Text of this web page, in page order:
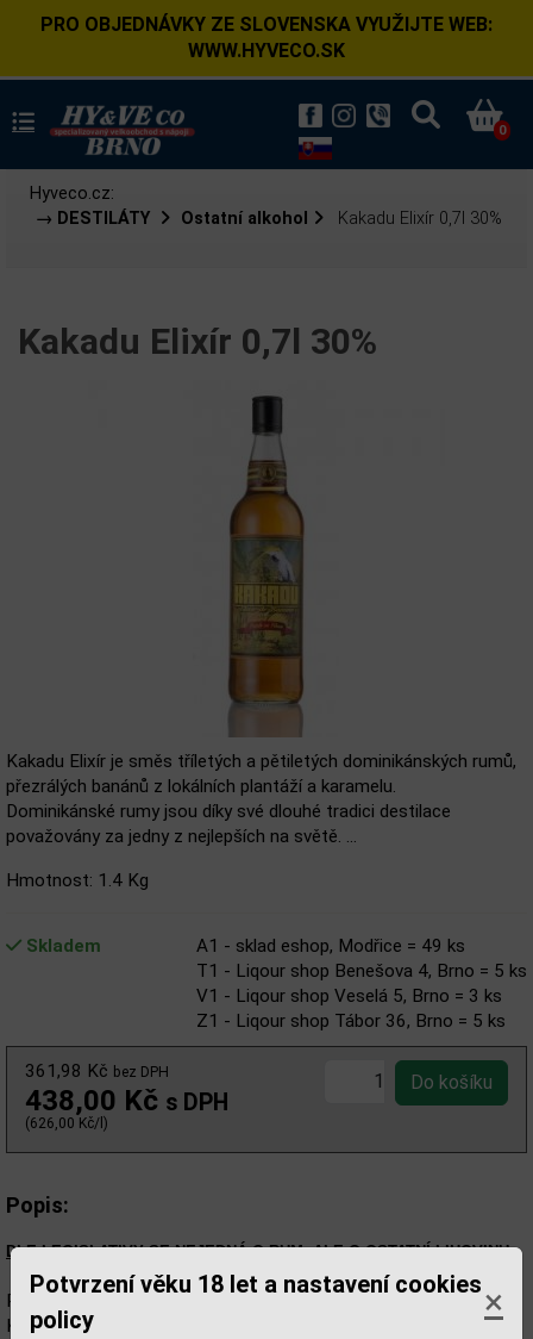
Potvrzení věku 18 let a nastavení cookies
policy
×
PRO OBJEDNÁVKY ZE SLOVENSKA VYUŽIJTE WEB:
WWW.HYVECO.SK
0
Hyveco.cz:
→ DESTILÁTY
Ostatní alkohol Kakadu Elixír 0,7l 30%
Kakadu Elixír 0,7l 30%
Kakadu Elixír je směs tříletých a pětiletých dominikánských rumů,
přezrálých banánů z lokálních plantáží a karamelu.
Dominikánské rumy jsou díky své dlouhé tradici destilace
považovány za jedny z nejlepších na světě. ...
Hmotnost: 1.4 Kg
Skladem
A1 - sklad eshop, Modřice = 49 ks
T1 - Liqour shop Benešova 4, Brno = 5 ks
V1 - Liqour shop Veselá 5, Brno = 3 ks
Z1 - Liqour shop Tábor 36, Brno = 5 ks
361,98 Kč bez DPH
438,00 Kč s DPH
(626,00 Kč/l)
Popis:
DLE LEGISLATIVY SE NEJEDNÁ O RUM, ALE O OSTATNÍ LIHOVINU.
Rumový Elixir Kakadu představuje typickou banánovou chuť
Karibiku. Kakadu se vyrábí z blendu tří až pětiletých rumů,